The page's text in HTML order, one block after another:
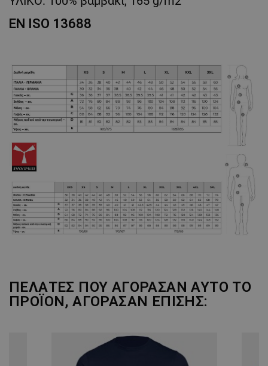
EN ISO 13688
ΠΕΛΆΤΕΣ ΠΟΥ ΑΓΌΡΑΣΑΝ ΑΥΤΌ ΤΟ
ΠΡΟΪΌΝ, ΑΓΌΡΑΣΑΝ ΕΠΊΣΗΣ: